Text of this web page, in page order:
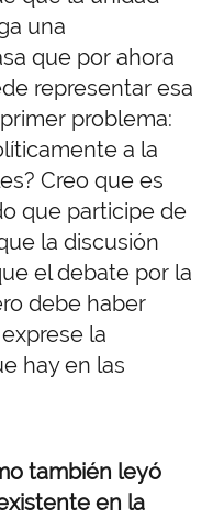
una
que por ahora
representar esa
problema:
a la
Creo que es
que participe de
la discusión
el debate por la
debe haber
la
hay en las
también leyó
en la